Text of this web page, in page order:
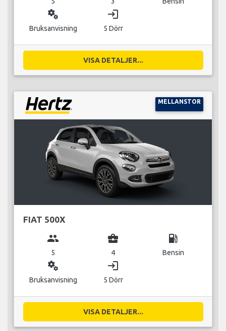
miscellaneous_services
Bruksanvisning
login
5 Dörr
VISA DETALJER...
MELLANSTOR
FIAT 500X
group
5
business_center
4
local_gas_station
Bensin
miscellaneous_services
Bruksanvisning
login
5 Dörr
VISA DETALJER...